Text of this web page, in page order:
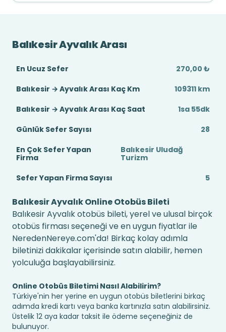
Balıkesir Ayvalık Arası
En Ucuz Sefer
270,00 ₺
Balıkesir → Ayvalık Arası Kaç Km
109311 km
Balıkesir → Ayvalık Arası Kaç Saat
1sa 55dk
Günlük Sefer Sayısı
28
En Çok Sefer Yapan
Firma
Balıkesir Uludağ
Turizm
Sefer Yapan Firma Sayısı
5
Balıkesir Ayvalık Online Otobüs Bileti
Balıkesir Ayvalık otobüs bileti, yerel ve ulusal birçok
otobüs firması seçeneği ve en uygun fiyatlar ile
NeredenNereye.com'da! Birkaç kolay adımla
biletinizi dakikalar içerisinde satın alabilir, hemen
yolculuğa başlayabilirsiniz.
Online Otobüs Biletimi Nasıl Alabilirim?
Türkiye'nin her yerine en uygun otobüs biletlerini birkaç
adımda kredi kartı veya banka kartınızla satın alabilirsiniz.
Üstelik 12 aya kadar taksit ile ödeme seçeneğiniz de
bulunuyor.